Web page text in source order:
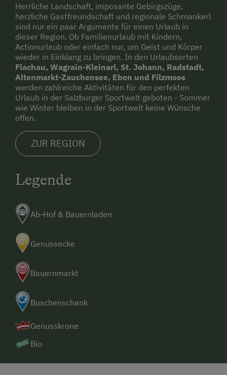
Herrliche Landschaft, imposante Gebirgszüge,
herzliche Gastfreundschaft und regionale Schmankerl
sind nur ein paar Argumente für einen Urlaub in
dieser Region. Ob Familienurlaub mit Kindern,
Actionurlaub oder einfach nur, um Geist und Körper
wieder in Einklang zu bringen. In den Urlaubsorten
Flachau, Wagrain-Kleinarl, St. Johann, Radstadt,
Altenmarkt-Zauchensee, Eben und Filzmoos
werden zahlreiche Aktivitäten für den perfekten
Urlaub in der Salzburger Sportwelt geboten - Sommer
wie Winter bleiben in der Sportwelt keine Wünsche
offen.
ZUR REGION
Legende
Ab-Hof & Bauernladen
Genussecke
Bauernmarkt
Buschenschank
Genusskrone
Bio